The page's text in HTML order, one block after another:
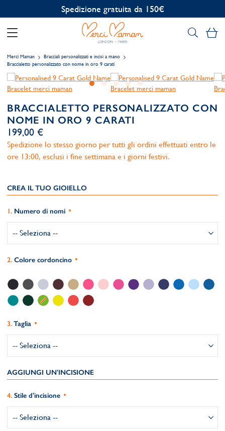
Personalizzazione gratuita
Il
Merci Maman
Bracciali personalizzati e incisi a mano
Braccialetto personalizzato con nome in oro 9 carati
BRACCIALETTO PERSONALIZZATO CON
NOME IN ORO 9 CARATI
199,00 €
Spedizione lo stesso giorno per tutti gli ordini effettuati entro le
ore 13:00, esclusi i fine settimana e i giorni festivi.
CREA IL TUO GIOIELLO
Numero di nomi
Colore cordoncino
Taglia
AGGIUNGI UN'INCISIONE
Stile d'incisione